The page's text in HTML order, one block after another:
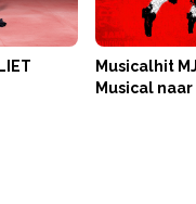
Musicalhit
Musical